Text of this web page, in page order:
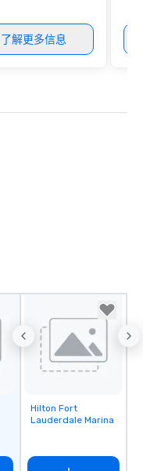
了解更多信息
Removed from
favorites
Hilton Fort
Lauderdale Marina